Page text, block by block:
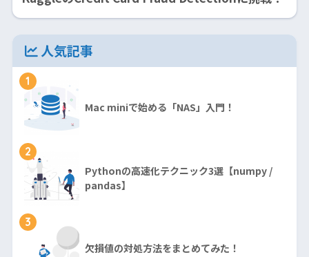
人気記事
1
Mac miniで始める「NAS」入門！
2
Pythonの高速化テクニック3選【numpy /
pandas】
3
欠損値の対処方法をまとめてみた！